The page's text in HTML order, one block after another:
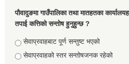
पौवादुङमा गाउँपालिका तथा मातहतका
तपाई कत्तिको सन्तोष हुनुहुन्छ ?
Choices
सेवाप्रवाहबाट पूर्ण सन्तुष्ट भएको
सेवाप्रवाहको स्तर सन्तोषजनक रहेको